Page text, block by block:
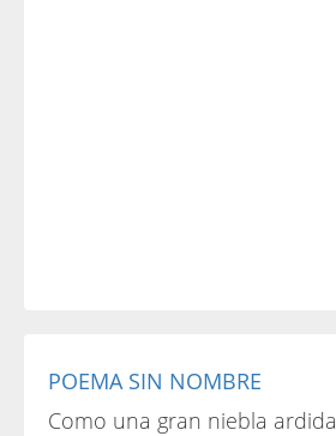
POEMA SIN NOMBRE
Como una gran niebla ardida